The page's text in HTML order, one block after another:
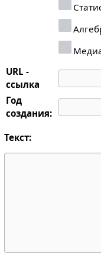
URL -
ссылка
Год
создания:
Текст: